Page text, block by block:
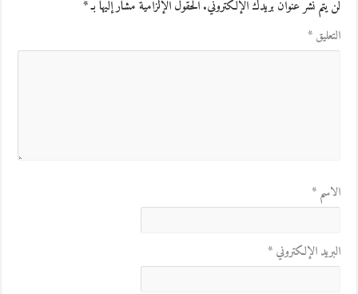
لن يتم نشر عنوان بريدك الإلكتروني.الحقول الإلزامية مشار إليها بـ*
التعليق*
الاسم*
البريد الإلكتروني*